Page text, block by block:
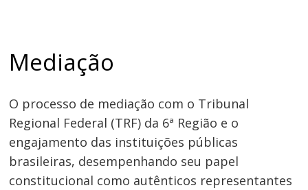
Mediação
O processo de mediação com o Tribunal
Regional Federal (TRF) da 6ª Região e o
engajamento das instituições públicas
brasileiras, desempenhando seu papel
constitucional como autênticos representantes